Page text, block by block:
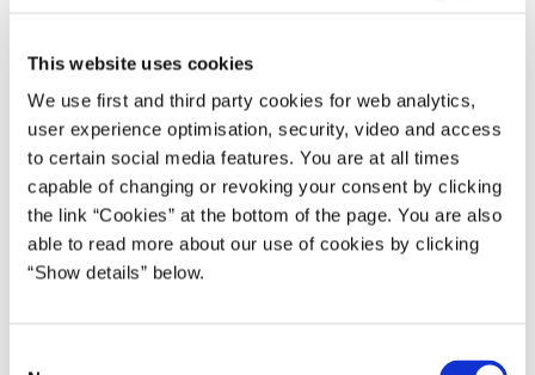
This website uses cookies
We use first and third party cookies for web analytics,
user experience optimisation, security, video and access
to certain social media features. You are at all times
capable of changing or revoking your consent by clicking
the link “Cookies” at the bottom of the page. You are also
able to read more about our use of cookies by clicking
“Show details” below.
Statsminister Mette Frederiksen taler til det ukrainske parlament. Foto:
Det ukrainske parlament.